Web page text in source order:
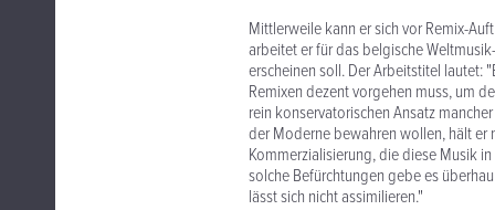
Mittlerweile kann er sich vor Remix-
arbeitet er für das belgische
erscheinen soll. Der Arbeitstitel lautet:
Remixen dezent vorgehen muss, um
rein konservatorischen Ansatz
der Moderne bewahren wollen, hält er
Kommerzialisierung, die diese Musik
solche Befürchtungen gebe es
lässt sich nicht assimilieren."